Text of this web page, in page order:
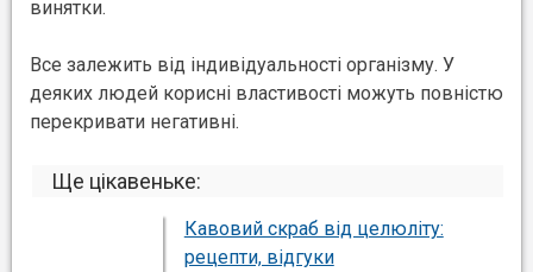
винятки.
Все залежить від індивідуальності організму. У
деяких людей корисні властивості можуть повністю
перекривати негативні.
Ще цікавеньке:
Кавовий скраб від целюліту:
рецепти, відгуки